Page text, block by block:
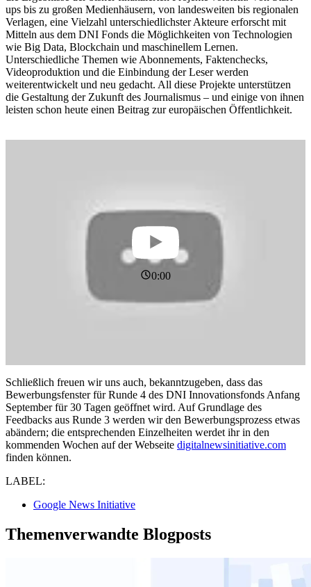
ups bis zu großen Medienhäusern, von landesweiten bis regionalen
Verlagen, eine Vielzahl unterschiedlichster Akteure erforscht mit
Mitteln aus dem DNI Fonds die Möglichkeiten von Technologien
wie Big Data, Blockchain und maschinellem Lernen.
Unterschiedliche Themen wie Abonnements, Faktenchecks,
Videoproduktion und die Einbindung der Leser werden
weiterentwickelt und neu gedacht. All diese Projekte unterstützen
die Gestaltung der Zukunft des Journalismus – und einige von ihnen
leisten schon heute einen Beitrag zur europäischen Öffentlichkeit.
0:00
Schließlich freuen wir uns auch, bekanntzugeben, dass das
Bewerbungsfenster für Runde 4 des DNI Innovationsfonds Anfang
September für 30 Tagen geöffnet wird. Auf Grundlage des
Feedbacks aus Runde 3 werden wir den Bewerbungsprozess etwas
abändern; die entsprechenden Einzelheiten werdet ihr in den
kommenden Wochen auf der Webseite digitalnewsinitiative.com
finden können.
LABEL:
Google News Initiative
Themenverwandte Blogposts